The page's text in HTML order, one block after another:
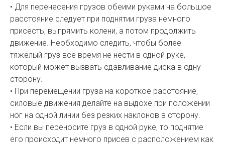
• Для перенесения грузов обеими руками на большое
расстояние следует при поднятии груза немного
присесть, выпрямить колени, а потом продолжить
движение. Необходимо следить, чтобы более
тяжёлый груз всё время не нести в одной руке,
который может вызвать сдавливание диска в одну
сторону.
• При перемещении груза на короткое расстояние,
силовые движения делайте на выдохе при положении
ног на одной линии без резких наклонов в сторону.
• Если вы переносите груз в одной руке, то поднятие
его происходит немного присев с расположением как